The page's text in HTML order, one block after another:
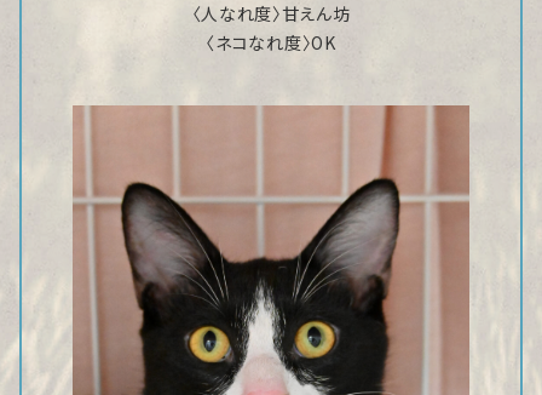
〈人なれ度〉甘えん坊
〈ネコなれ度〉OK